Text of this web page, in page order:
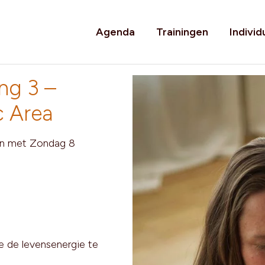
Agenda Trainingen
3 –
Area
met Zondag 8
de levensenergie te